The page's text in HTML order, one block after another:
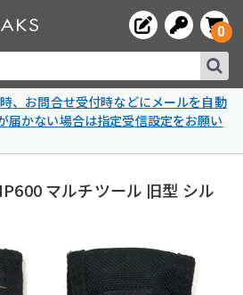
0
、お問合せ受付時などにメールを自動
届かない場合は指定受信設定をお願い
マルチツール 旧型 シル